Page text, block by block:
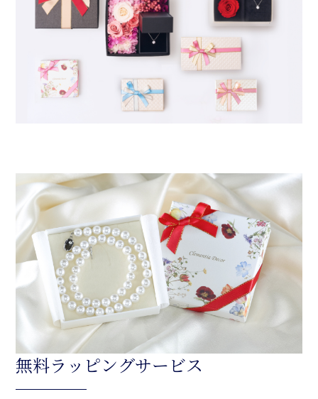
無料ラッピングサービス